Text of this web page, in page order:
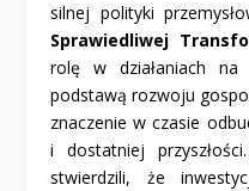
silnej polityki
Sprawiedliwej
rolę w działaniach na
podstawą rozwoju
znaczenie w czasie
i dostatniej
stwierdzili, że